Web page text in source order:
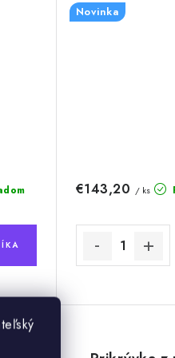
Novinka
€143,20 / ks